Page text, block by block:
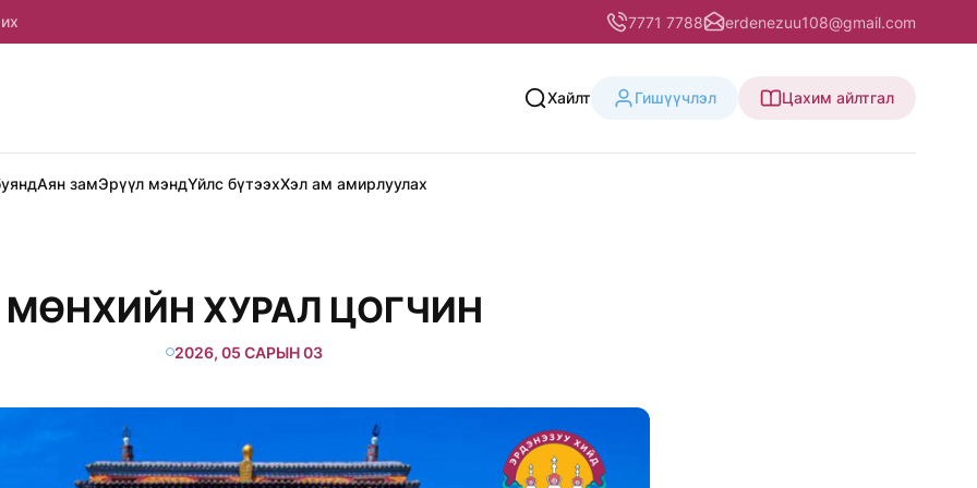
7771 7788 erdenezuu108@gmail.com
Хайлт Гишүүчлэл Цахим айлтгал
Аян замЭрүүл мэндҮйлс бүтээхХэл ам амирлуулах
МӨНХИЙН ХУРАЛ ЦОГЧИН
2026, 05 САРЫН 03